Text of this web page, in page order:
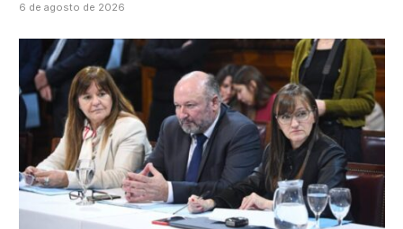
6 de agosto de 2026